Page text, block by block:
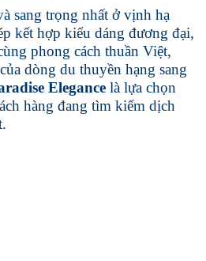
sang trọng nhất ở vịnh hạ
kết hợp kiểu dáng đương đại,
phong cách thuần Việt,
dòng du thuyền hạng sang
Elegance là lựa chọn
hàng đang tìm kiếm dịch